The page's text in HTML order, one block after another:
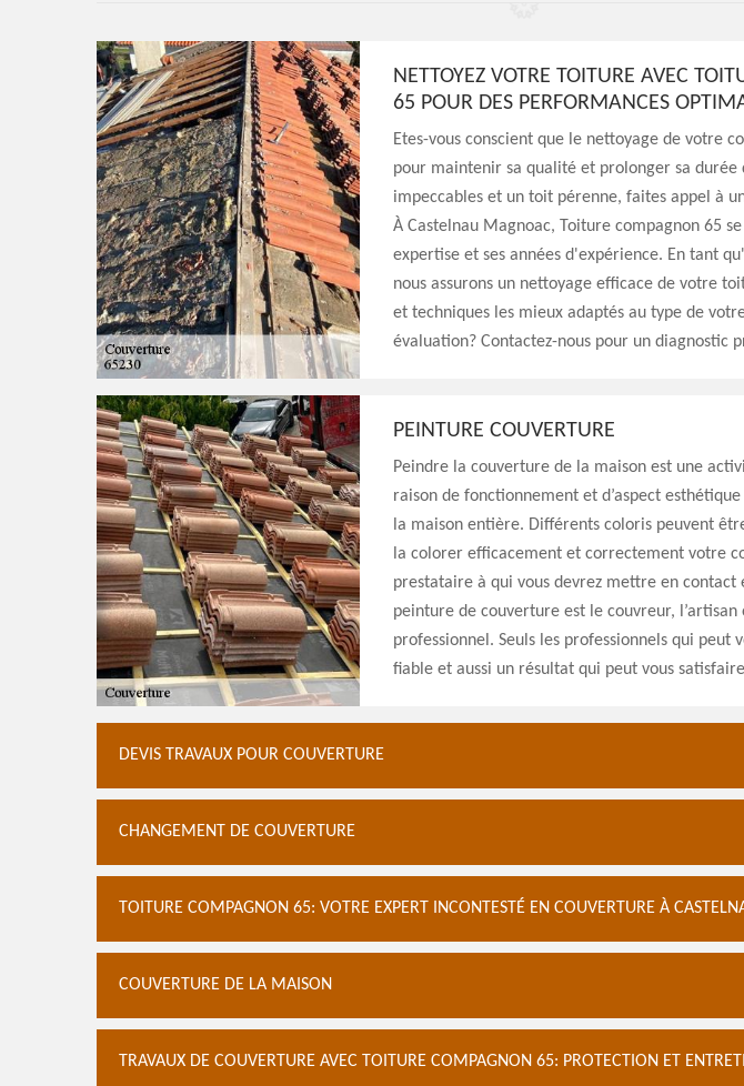
NETTOYEZ VOTRE TOITURE AVEC
65 POUR DES PERFORMANCES
Etes-vous conscient que le nettoyage de votre
pour maintenir sa qualité et prolonger sa durée
impeccables et un toit pérenne, faites appel à
À Castelnau Magnoac, Toiture compagnon 65
expertise et ses années d'expérience. En tant
nous assurons un nettoyage efficace de votre
et techniques les mieux adaptés au type de
évaluation? Contactez-nous pour un diagnostic
PEINTURE COUVERTURE
Peindre la couverture de la maison est une
raison de fonctionnement et d’aspect
la maison entière. Différents coloris peuvent
la colorer efficacement et correctement votre
prestataire à qui vous devrez mettre en contact
peinture de couverture est le couvreur,
professionnel. Seuls les professionnels qui peut
fiable et aussi un résultat qui peut vous
DEVIS TRAVAUX POUR COUVERTURE
CHANGEMENT DE COUVERTURE
TOITURE COMPAGNON 65: VOTRE EXPERT INCONTESTÉ EN COUVERTURE À
COUVERTURE DE LA MAISON
TRAVAUX DE COUVERTURE AVEC TOITURE COMPAGNON 65: PROTECTION ET